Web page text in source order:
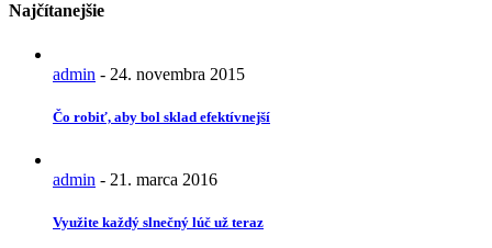
Najčítanejšie
admin - 24. novembra 2015
Čo robiť, aby bol sklad efektívnejší
admin - 21. marca 2016
Využite každý slnečný lúč už teraz